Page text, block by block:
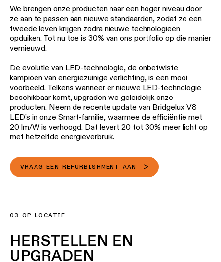
HERSTELLEN EN
UPGRADEN
02 PRODUCTEN
We brengen onze producten naar een hoger niveau door
ze aan te passen aan nieuwe standaarden, zodat ze een
tweede leven krijgen zodra nieuwe technologieën
opduiken. Tot nu toe is 30% van ons portfolio op die manier
vernieuwd.
De evolutie van LED-technologie, de onbetwiste
kampioen van energiezuinige verlichting, is een mooi
beschikbaar komt, upgraden we geleidelijk onze
producten. Neem de recente update van Bridgelux V8